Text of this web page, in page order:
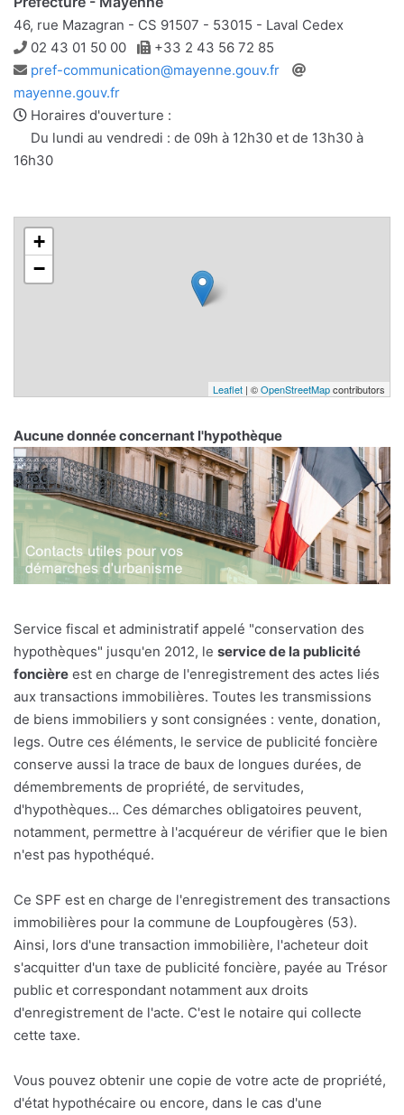
46, rue Mazagran - CS 91507 - 53015 - Laval Cedex
Téléphone
02 43 01 50 00 Télécopie
+33 2 43 56 72 85
Adresse
e-
mail
pref-communication@mayenne.gouv.fr
mayenne.gouv.fr
Horaires d'ouverture :
Du lundi au vendredi : de 09h à 12h30 et de 13h30 à
16h30
+
−
Leaflet | ©OpenStreetMapcontributors
Aucune donnée concernant l'hypothèque
Service fiscal et administratif appelé "conservation des
hypothèques" jusqu'en 2012, le service de la publicité
foncière est en charge de l'enregistrement des actes liés
aux transactions immobilières. Toutes les transmissions
de biens immobiliers y sont consignées : vente, donation,
legs. Outre ces éléments, le service de publicité foncière
conserve aussi la trace de baux de longues durées, de
démembrements de propriété, de servitudes,
d'hypothèques... Ces démarches obligatoires peuvent,
notamment, permettre à l'acquéreur de vérifier que le bien
n'est pas hypothéqué.
Ce SPF est en charge de l'enregistrement des transactions
immobilières pour la commune de Loupfougères (53).
Ainsi, lors d'une transaction immobilière, l'acheteur doit
s'acquitter d'un taxe de publicité foncière, payée au Trésor
public et correspondant notamment aux droits
d'enregistrement de l'acte. C'est le notaire qui collecte
cette taxe.
Vous pouvez obtenir une copie de votre acte de propriété,
d'état hypothécaire ou encore, dans le cas d'une